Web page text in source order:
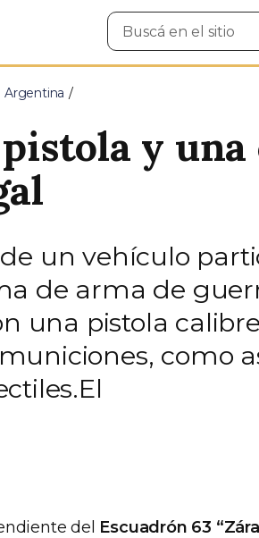
Buscar
en
Argentina
y
un vehículo
de arma de
una pistola
como
del Escuadrón 63